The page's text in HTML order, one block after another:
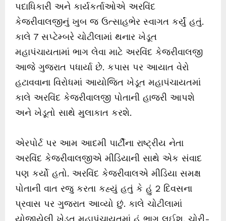
પદાધિકારી અને કાર્યકર્તાઓએ અરવિંદ
કેજરીવાલજીનું ખુબ જ ઉત્સાહભેર સ્વાગત કર્યું હતું.
કાલે 7 સપ્ટેમ્બરે ચોટીલામાં થનાર ખેડૂત
મહાપંચાયતામાં ભાગ લેવા માટે અરવિંદ કેજરીવાલજી
આજે ગુજરાત પધાર્યા છે. કપાસ પર આયાત વેરો
હટાવવાના વિરોધમાં આયોજિત ખેડૂત મહાપંચાયતમાં
કાલે અરવિંદ કેજરીવાલજી પોતાની હાજરી આપશે
અને ખેડૂતો સાથે મુલાકાત કરશે.
એરપોર્ટ પર આમ આદમી પાર્ટીના રાષ્ટ્રીય નેતા
અરવિંદ કેજરીવાલજીએ મીડિયાની સાથે એક સંવાદ
પણ કર્યો હતો. અરવિંદ કેજરીવાલએ મીડિયા સમક્ષ
પોતાની વાત રજુ કરતા કહ્યું હતું કે હું 2 દિવસના
પ્રવાસ પર ગુજરાત આવ્યો છું. કાલે ચોટીલામાં
યોજાયેલી ખેડૂત મહાપંચાયતમાં હું ભાગ લઈશ. ચોરી-